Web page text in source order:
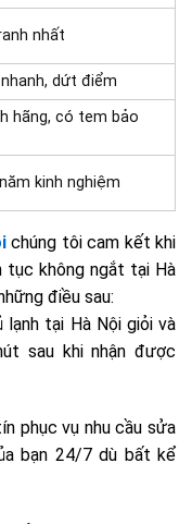
nhất
dứt điểm
hãng, có tem bảo
kinh nghiệm
chúng tôi cam kết khi
tục không ngắt tại Hà
điều sau:
tại Hà Nội giỏi và
sau khi nhận được
phục vụ nhu cầu sửa
bạn 24/7 dù bất kể